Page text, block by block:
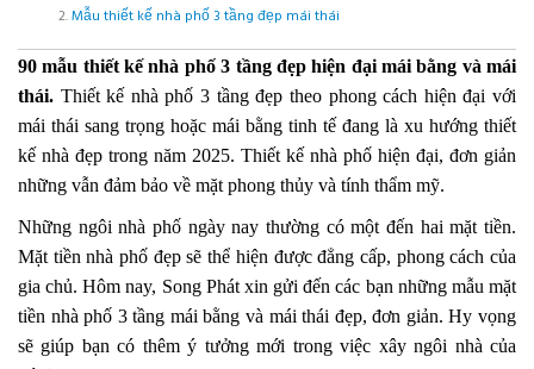
Mẫu thiết kế nhà phố 3 tầng đẹp mái thái
90 mẫu thiết kế nhà phố 3 tầng đẹp hiện đại mái bằng và mái
thái. Thiết kế nhà phố 3 tầng đẹp theo phong cách hiện đại với
mái thái sang trọng hoặc mái bằng tinh tế đang là xu hướng thiết
kế nhà đẹp trong năm 2025. Thiết kế nhà phố hiện đại, đơn giản
những vẫn đảm bảo về mặt phong thủy và tính thẩm mỹ.
Những ngôi nhà phố ngày nay thường có một đến hai mặt tiền.
Mặt tiền nhà phố đẹp sẽ thể hiện được đẳng cấp, phong cách của
gia chủ. Hôm nay, Song Phát xin gửi đến các bạn những mẫu mặt
tiền nhà phố 3 tầng mái bằng và mái thái đẹp, đơn giản. Hy vọng
sẽ giúp bạn có thêm ý tưởng mới trong việc xây ngôi nhà của